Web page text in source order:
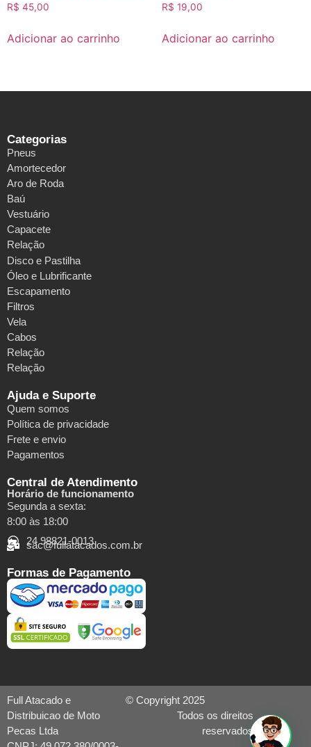
R$ 45,00
Adicionar ao carrinho
R$ 19,00
Adicionar ao carrinho
Categorias
Pneus
Amortecedor
Aro de Roda
Baú
Vestuário
Capacete
Relação
Disco e Pastilha
Óleo e Lubrificante
Escapamento
Filtros
Vela
Cabos
Relação
Relação
Ajuda e Suporte
Quem somos
Política de privacidade
Frete e envio
Pagamentos
Central de Atendimento
Horário de funcionamento
Segunda a sexta:
8:00 às 18:00
24 98821-0013
sac@fullatacados.com.br
Formas de Pagamento
Full Atacado e
Distribuicao de Moto
Pecas Ltda
© Copyright 2025
Todos os direitos
reservados